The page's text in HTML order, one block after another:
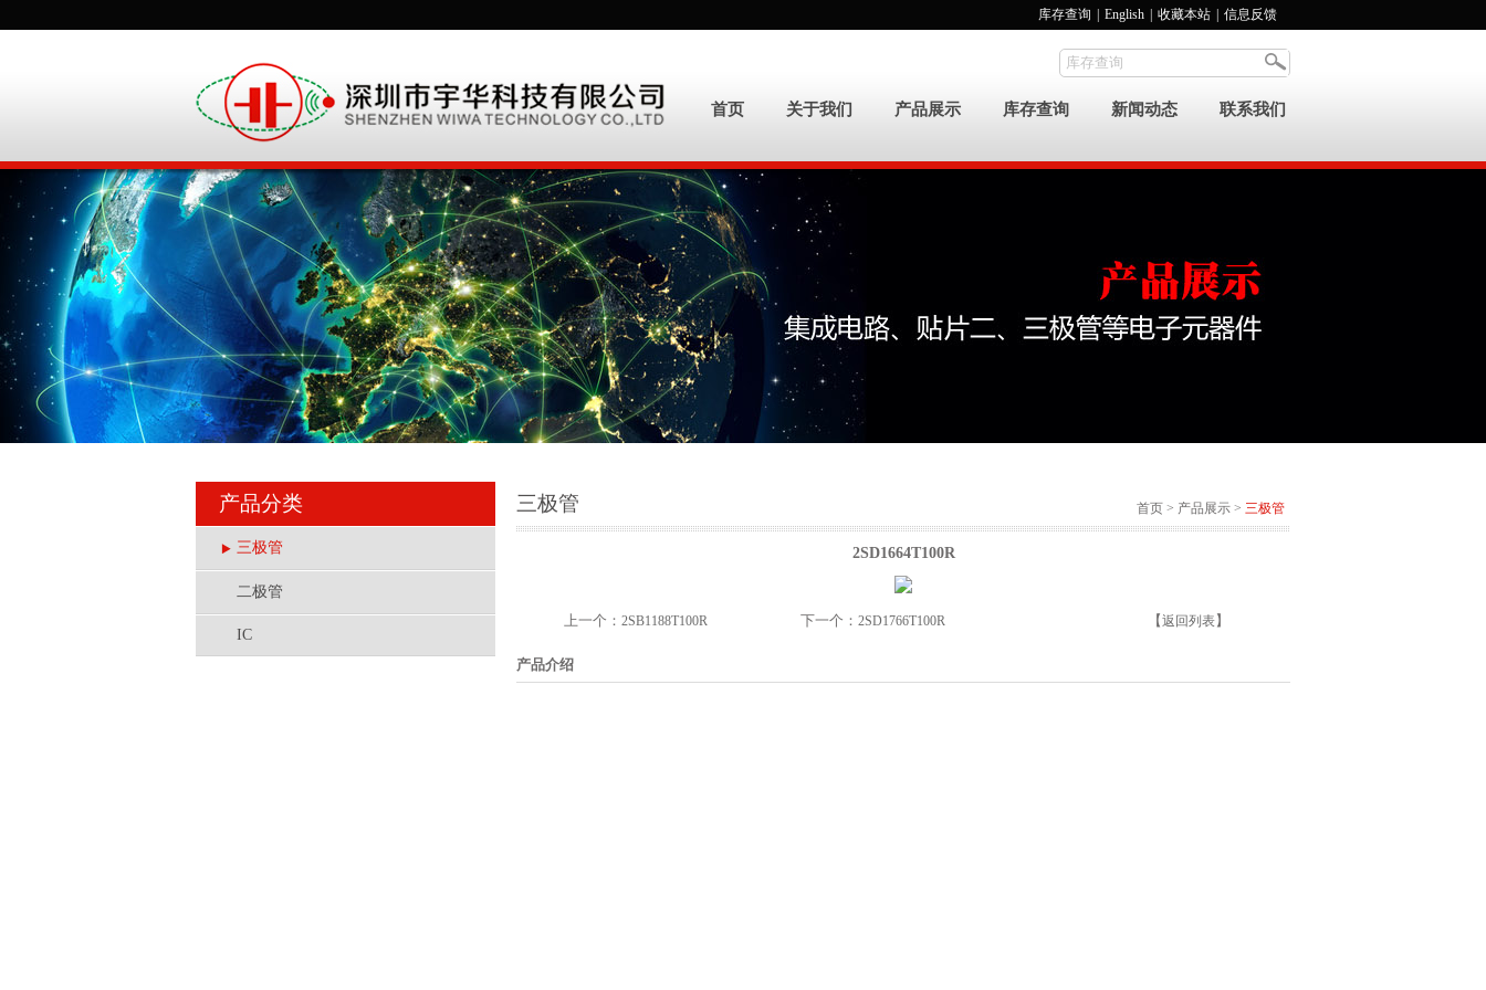
库存查询 English 收藏本站 信息反馈
首页 关于我们 产品展示 库存查询 新闻动态 联系我们
产品分类
三极管
二极管
IC
三极管 首页 > 产品展示 > 三极管
2SD1664T100R
上一个： 2SB1188T100R 下一个： 2SD1766T100R 【返回列表】
产品介绍